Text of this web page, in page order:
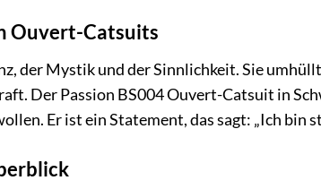
Ouvert-Catsuits
der Mystik und der Sinnlichkeit. Sie
Der Passion BS004 Ouvert-Catsuit in
Er ist ein Statement, das sagt: „Ich bin